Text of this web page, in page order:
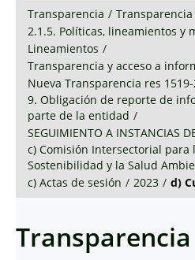
Transparencia / Transparencia
2.1.5. Políticas, lineamientos y
Lineamientos /
Transparencia y acceso a
Nueva Transparencia res
9. Obligación de reporte de
parte de la entidad /
SEGUIMIENTO A INSTANCIAS
c) Comisión Intersectorial para
Sostenibilidad y la Salud
c) Actas de sesión / 2023 / d)
Transparencia